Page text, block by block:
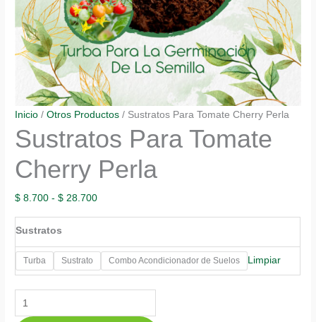
Inicio /Otros Productos / Sustratos Para Tomate Cherry Perla
Sustratos Para Tomate
Cherry Perla
$ 8.700 - $ 28.700Rango
de
desde
$ 8.700
Sustratos
Turba Sustrato Combo Acondicionador de Suelos Limpiar
Sustratos
Para